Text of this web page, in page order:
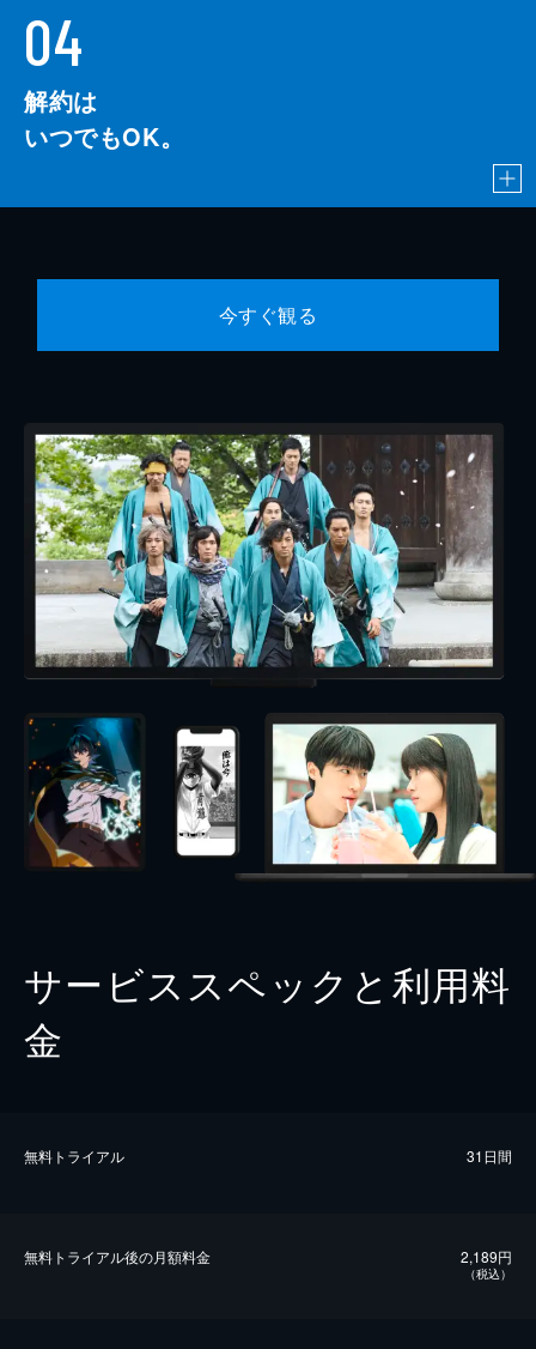
04
解約は
いつでもOK。
今すぐ観る
サービススペックと利用料
金
無料トライアル 31日間
無料トライアル後の⽉額料金 2,189円
（税込）